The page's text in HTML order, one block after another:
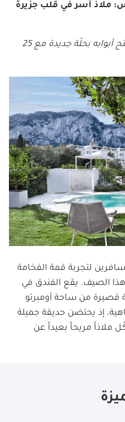
ملاذ آسر في قلب جزيرة
أحد أقدم الفنادق في المدينة يُعيد فتح أبوابه بحلّة جديدة مع 25
لتجربة قمة الفخامة
الصيف. يقع الفندق في
قصيرة من ساحة أومبرتو
إذ يحتضن حديقة جميلة
ملاذاً مريحاً بعيداً عن